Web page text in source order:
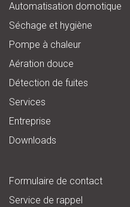
Automatisation domotique
Séchage et hygiène
Pompe à chaleur
Aération douce
Détection de fuites
Services
Entreprise
Downloads
Formulaire de contact
Service de rappel